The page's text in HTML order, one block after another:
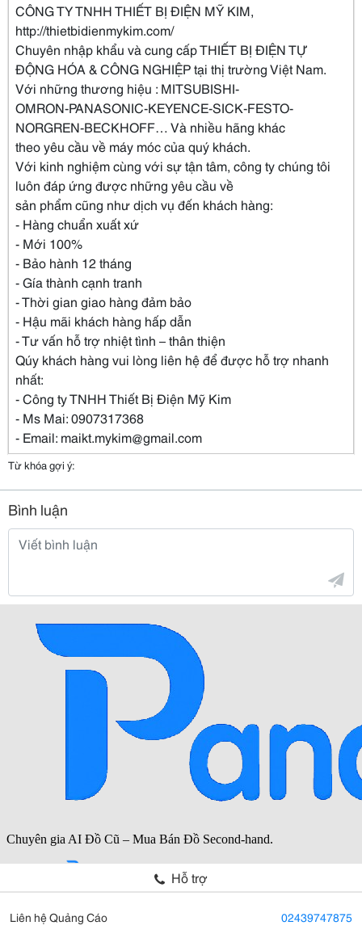
CÔNG TY TNHH THIẾT BỊ ĐIỆN MỸ KIM,
http://thietbidienmykim.com/
Chuyên nhập khẩu và cung cấp THIẾT BỊ ĐIỆN TỰ
ĐỘNG HÓA & CÔNG NGHIỆP tại thị trường Việt Nam.
Với những thương hiệu : MITSUBISHI-
OMRON-PANASONIC-KEYENCE-SICK-FESTO-
NORGREN-BECKHOFF… Và nhiều hãng khác
theo yêu cầu về máy móc của quý khách.
Với kinh nghiệm cùng với sự tận tâm, công ty chúng tôi
luôn đáp ứng được những yêu cầu về
sản phẩm cũng như dịch vụ đến khách hàng:
- Hàng chuẩn xuất xứ
- Mới 100%
- Bảo hành 12 tháng
- Gía thành cạnh tranh
- Thời gian giao hàng đảm bảo
- Hậu mãi khách hàng hấp dẫn
- Tư vấn hỗ trợ nhiệt tình – thân thiện
Qúy khách hàng vui lòng liên hệ để được hỗ trợ nhanh
nhất:
- Công ty TNHH Thiết Bị Điện Mỹ Kim
- Ms Mai: 0907317368
- Email: maikt.mykim@gmail.com
Từ khóa gợi ý:
Bình luận
Hỗ trợ
Liên hệ Quảng Cáo 02439747875